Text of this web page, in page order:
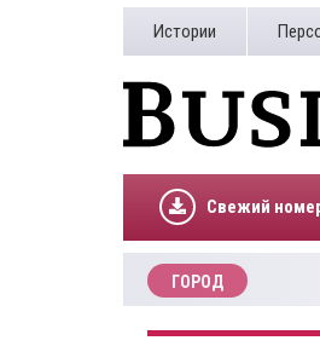
Истории
Свежий
ГОРОД